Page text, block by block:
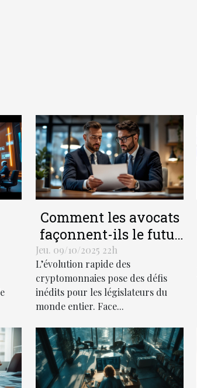
Comment les avocats
façonnent-ils le futur
de la réglementation
des cryptomonnaies ?
Jeu. 09/10/2025 22h
L’évolution rapide des
cryptomonnaies pose des défis
inédits pour les législateurs du
monde entier. Face...